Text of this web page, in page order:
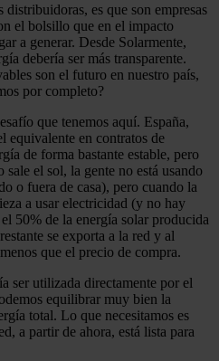
es que son empresas
el bolsillo que en el impacto
a generar. Desde Solarmente,
debería ser más transparente.
son el futuro en nuestro país,
por completo?
que tenemos aquí. España,
equivalente en contratos de
de forma bastante estable, pero
el sol, la gente no está usando
o fuera de casa), pero cuando la
a usar electricidad (y no hay
50% de la energía solar producida
se exporta a la red y al
que el precio de compra.
ser utilizada directamente por el
equilibrar muy bien la
total. Lo que necesitamos es
a partir de ahora, está lista para